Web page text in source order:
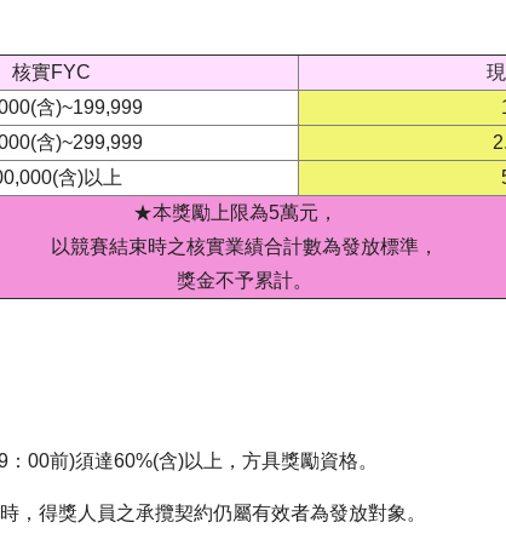
核實FYC
含)~199,999
含)~299,999
含)以上
★本獎勵上限為5萬元，
以競賽結束時之核實業績合計數為發放標準，
獎金不予累計。
00前)須達60%(含)以上，方具獎勵資格。
，得獎人員之承攬契約仍屬有效者為發放對象。